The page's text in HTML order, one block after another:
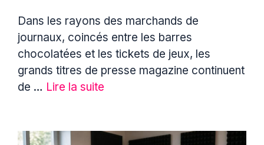
Dans les rayons des marchands de
journaux, coincés entre les barres
chocolatées et les tickets de jeux, les
grands titres de presse magazine continuent
de … Lire la suite